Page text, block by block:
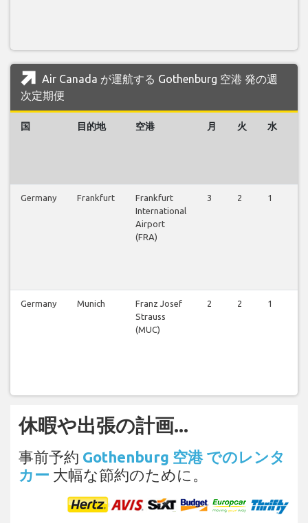
Air Canada が運航する Gothenburg 空港 発の週
次定期便
国 目的地 空港 月 火 水
Germany Frankfurt
Frankfurt
International
Airport
(FRA)
3 2 1
Germany Munich
Franz Josef
Strauss
(MUC)
2 2 1
休暇や出張の計画...
事前予約 Gothenburg 空港 でのレンタ
カー 大幅な節約のために。